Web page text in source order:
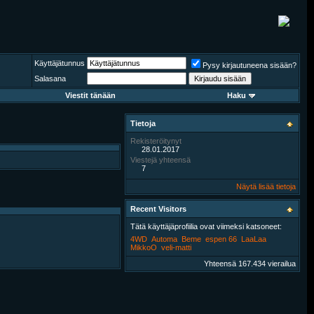
Käyttäjätunnus
Pysy kirjautuneena sisään?
Salasana
Viestit tänään Haku
Tietoja
Rekisteröitynyt
28.01.2017
Viestejä yhteensä
7
Näytä lisää tietoja
Recent Visitors
Tätä käyttäjäprofiilia ovat viimeksi katsoneet:
4WD Automa Beme espen 66 LaaLaa
MikkoO veli-matti
Yhteensä 167.434 vierailua